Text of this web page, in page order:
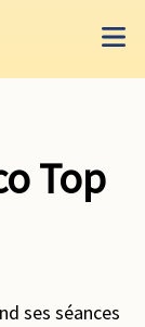
Top
ses séances